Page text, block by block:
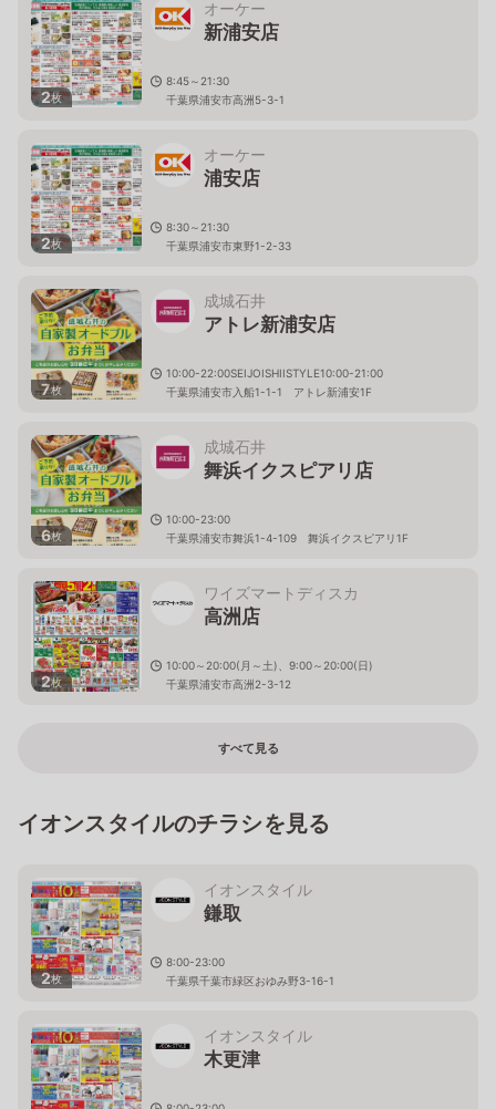
2枚
オーケー
新浦安店
8:45～21:30
千葉県浦安市高洲5-3-1
2枚
オーケー
浦安店
8:30～21:30
千葉県浦安市東野1-2-33
7枚
成城石井
アトレ新浦安店
10:00-22:00SEIJOISHIISTYLE10:00-21:00
千葉県浦安市入船1-1-1 アトレ新浦安1F
6枚
成城石井
舞浜イクスピアリ店
10:00-23:00
千葉県浦安市舞浜1-4-109 舞浜イクスピアリ1F
2枚
ワイズマートディスカ
高洲店
10:00～20:00(月～土)、9:00～20:00(日)
千葉県浦安市高洲2-3-12
すべて見る
イオンスタイルのチラシを見る
2枚
イオンスタイル
鎌取
8:00-23:00
千葉県千葉市緑区おゆみ野3-16-1
イオンスタイル
木更津